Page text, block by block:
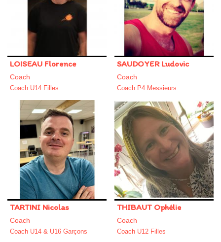
LOISEAU Florence
Coach
Coach U14 Filles
SAUDOYER Ludovic
Coach
Coach P4 Messieurs
TARTINI Nicolas
Coach
Coach U14 & U16 Garçons
THIBAUT Ophélie
Coach
Coach U12 Filles